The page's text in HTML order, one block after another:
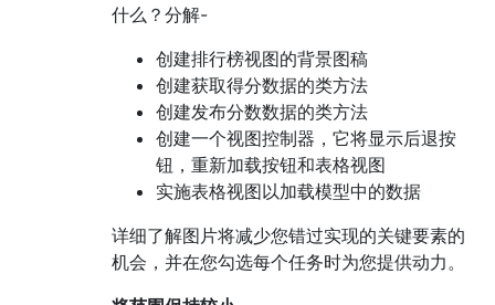
什么？分解-
创建排行榜视图的背景图稿
创建获取得分数据的类方法
创建发布分数数据的类方法
创建一个视图控制器，它将显示后退按
钮，重新加载按钮和表格视图
实施表格视图以加载模型中的数据
详细了解图片将减少您错过实现的关键要素的
机会，并在您勾选每个任务时为您提供动力。